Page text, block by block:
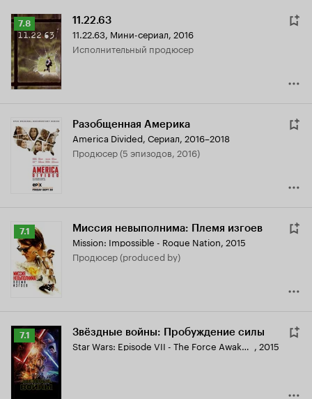
Рейтинг
Кинопоиска
7.8
7.8 11.22.63
11.22.63, Мини-сериал, 2016
исполнительный продюсер
Разобщенная Америка
America Divided, Сериал, 2016–2018
продюсер (5 эпизодов, 2016)
Рейтинг
Кинопоиска
7.1
7.1 Миссия невыполнима: Племя изгоев
Mission: Impossible - Rogue Nation, 2015
продюсер (produced by)
Рейтинг
Кинопоиска
7.1
7.1 Звёздные войны: Пробуждение силы
Star Wars: Episode VII - The Force Awakens , 2015